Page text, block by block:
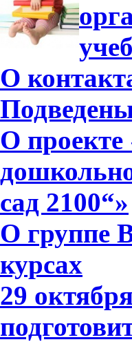
О
О проекте
сад 2100“»
О группе
курсах
29